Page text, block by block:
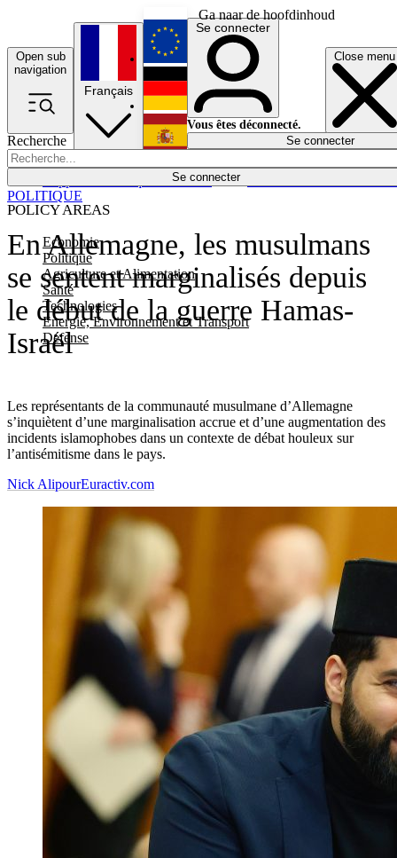
Ga naar de hoofdinhoud
Open sub
navigation
Close menu
Recherche
Se connecter
POLICY AREAS
Economie
Politique
Agriculture et Alimentation
Santé
Technologies
Energie, Environnement et Transport
Défense
Économie
Français
English
Deutsch
Español
Se connecter
Vous êtes déconnecté.
Se connecter
En Allemagne, les musulmans
se sentent marginalisés depuis
le début de la guerre Hamas-
Israël
Les représentants de la communauté musulmane d’Allemagne
s’inquiètent d’une marginalisation accrue et d’une augmentation des
incidents islamophobes dans un contexte de débat houleux sur
l’antisémitisme dans le pays.
POLITIQUE
Nick AlipourEuractiv.com